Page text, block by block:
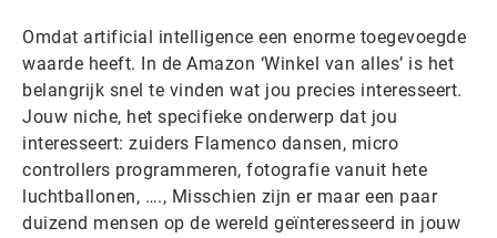
Omdat artificial intelligence een enorme toegevoegde
waarde heeft. In de Amazon ‘Winkel van alles’ is het
belangrijk snel te vinden wat jou precies interesseert.
Jouw niche, het specifieke onderwerp dat jou
interesseert: zuiders Flamenco dansen, micro
controllers programmeren, fotografie vanuit hete
luchtballonen, …., Misschien zijn er maar een paar
duizend mensen op de wereld geïnteresseerd in jouw